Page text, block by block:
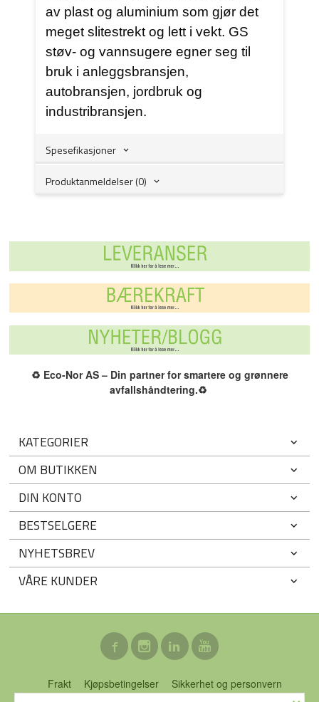
av plast og aluminium som gjør det
meget slitestrekt og lett i vekt. GS
støv- og vannsugere egner seg til
bruk i anleggsbransjen,
autobransjen, jordbruk og
industribransjen.
Spesefikasjoner
Produktanmeldelser (0)
♻️ Eco-Nor AS – Din partner for smartere og grønnere
avfallshåndtering.♻️
KATEGORIER
OM BUTIKKEN
DIN KONTO
BESTSELGERE
NYHETSBREV
VÅRE KUNDER
Frakt Kjøpsbetingelser Sikkerhet og personvern